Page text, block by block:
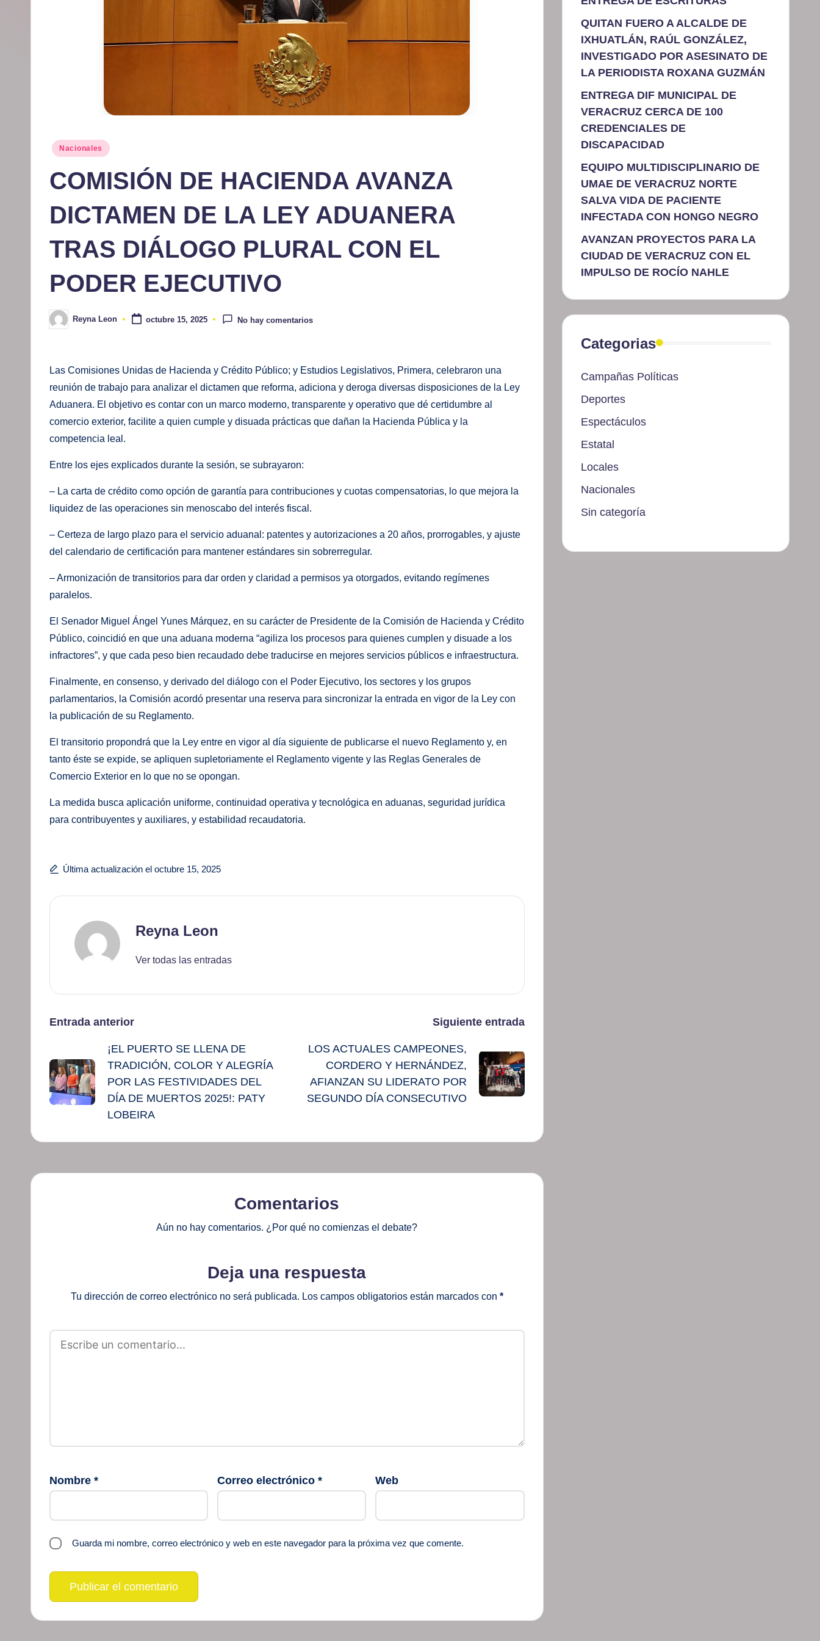
Publicado
Nacionales
COMISIÓN DE HACIENDA AVANZA
DICTAMEN DE LA LEY ADUANERA
TRAS DIÁLOGO PLURAL CON EL
PODER EJECUTIVO
Publicado
por
Reyna Leon octubre 15, 2025 No hay comentarios
Las Comisiones Unidas de Hacienda y Crédito Público; y Estudios Legislativos, Primera, celebraron una
reunión de trabajo para analizar el dictamen que reforma, adiciona y deroga diversas disposiciones de la Ley
Aduanera. El objetivo es contar con un marco moderno, transparente y operativo que dé certidumbre al
comercio exterior, facilite a quien cumple y disuada prácticas que dañan la Hacienda Pública y la
competencia leal.
Entre los ejes explicados durante la sesión, se subrayaron:
– La carta de crédito como opción de garantía para contribuciones y cuotas compensatorias, lo que mejora la
liquidez de las operaciones sin menoscabo del interés fiscal.
– Certeza de largo plazo para el servicio aduanal: patentes y autorizaciones a 20 años, prorrogables, y ajuste
del calendario de certificación para mantener estándares sin sobrerregular.
– Armonización de transitorios para dar orden y claridad a permisos ya otorgados, evitando regímenes
paralelos.
El Senador Miguel Ángel Yunes Márquez, en su carácter de Presidente de la Comisión de Hacienda y Crédito
Público, coincidió en que una aduana moderna “agiliza los procesos para quienes cumplen y disuade a los
infractores”, y que cada peso bien recaudado debe traducirse en mejores servicios públicos e infraestructura.
Finalmente, en consenso, y derivado del diálogo con el Poder Ejecutivo, los sectores y los grupos
parlamentarios, la Comisión acordó presentar una reserva para sincronizar la entrada en vigor de la Ley con
la publicación de su Reglamento.
El transitorio propondrá que la Ley entre en vigor al día siguiente de publicarse el nuevo Reglamento y, en
tanto éste se expide, se apliquen supletoriamente el Reglamento vigente y las Reglas Generales de
Comercio Exterior en lo que no se opongan.
La medida busca aplicación uniforme, continuidad operativa y tecnológica en aduanas, seguridad jurídica
para contribuyentes y auxiliares, y estabilidad recaudatoria.
Última actualización el octubre 15, 2025
Reyna Leon
Ver todas las entradas
Navegación
de
entradas
Entrada anterior
¡EL PUERTO SE LLENA DE
TRADICIÓN, COLOR Y ALEGRÍA
POR LAS FESTIVIDADES DEL
DÍA DE MUERTOS 2025!: PATY
LOBEIRA
Siguiente entrada
LOS ACTUALES CAMPEONES,
CORDERO Y HERNÁNDEZ,
AFIANZAN SU LIDERATO POR
SEGUNDO DÍA CONSECUTIVO
Comentarios
Aún no hay comentarios. ¿Por qué no comienzas el debate?
Deja una respuesta
Tu dirección de correo electrónico no será publicada. Los campos obligatorios están marcados con *
Nombre * Correo electrónico * Web
Guarda mi nombre, correo electrónico y web en este navegador para la próxima vez que comente.
QUITAN FUERO A ALCALDE DE
IXHUATLÁN, RAÚL GONZÁLEZ,
INVESTIGADO POR ASESINATO DE
LA PERIODISTA ROXANA GUZMÁN
ENTREGA DIF MUNICIPAL DE
VERACRUZ CERCA DE 100
CREDENCIALES DE
DISCAPACIDAD
EQUIPO MULTIDISCIPLINARIO DE
UMAE DE VERACRUZ NORTE
SALVA VIDA DE PACIENTE
INFECTADA CON HONGO NEGRO
AVANZAN PROYECTOS PARA LA
CIUDAD DE VERACRUZ CON EL
IMPULSO DE ROCÍO NAHLE
Categorias
Campañas Políticas
Deportes
Espectáculos
Estatal
Locales
Nacionales
Sin categoría